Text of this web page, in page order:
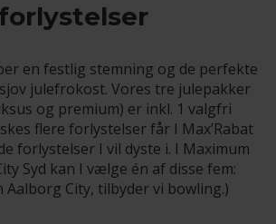
en festlig stemning og de perfekte
julefrokost. Vores tre julepakker
og premium) er inkl. 1 valgfri
flere forlystelser får I Max’Rabat
forlystelser I vil dyste i. I Maximum
Syd kan I vælge én af disse fem:
Aalborg City, tilbyder vi bowling.)